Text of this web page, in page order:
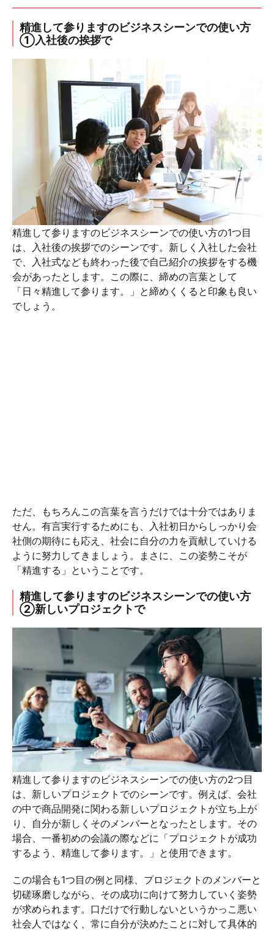
精進して参りますのビジネスシーンでの使い方
①入社後の挨拶で
精進して参りますのビジネスシーンでの使い方の1つ目
は、入社後の挨拶でのシーンです。新しく入社した会社
で、入社式なども終わった後で自己紹介の挨拶をする機
会があったとします。この際に、締めの言葉として
「日々精進して参ります。」と締めくくると印象も良い
でしょう。
ただ、もちろんこの言葉を言うだけでは十分ではありま
せん。有言実行するためにも、入社初日からしっかり会
社側の期待にも応え、社会に自分の力を貢献していける
ように努力してきましょう。まさに、この姿勢こそが
「精進する」ということです。
精進して参りますのビジネスシーンでの使い方
②新しいプロジェクトで
精進して参りますのビジネスシーンでの使い方の2つ目
は、新しいプロジェクトでのシーンです。例えば、会社
の中で商品開発に関わる新しいプロジェクトが立ち上が
り、自分が新しくそのメンバーとなったとします。その
場合、一番初めの会議の際などに「プロジェクトが成功
するよう、精進して参ります。」と使用できます。
この場合も1つ目の例と同様、プロジェクトのメンバーと
切磋琢磨しながら、その成功に向けて努力していく姿勢
が求められます。口だけで行動しないというかっこ悪い
社会人ではなく、常に自分が決めたことに対して具体的